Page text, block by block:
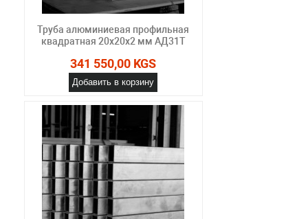
Труба алюминиевая профильная
квадратная 20х20х2 мм АД31Т
341 550,00 KGS
Добавить в корзину